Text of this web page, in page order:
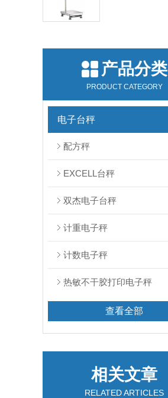
产品分类
PRODUCT CATEGORY
电子台秤
配方秤
EXCELL台秤
双杰电子台秤
计重电子秤
计数电子秤
热敏不干胶打印电子秤
查看全部
相关文章
RELATED ARTICLES